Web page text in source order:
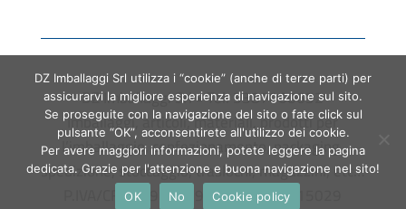
DZ Imballaggi Srl • Tel. 3387060652
Imballaggi, articoli, materiali, prodotti per
l’imballaggio, confezionamento, packaging,
spedizione, stoccaggio, traslochi, magazzini, etc…
P.IVA/CF 06793180966 • CCIAA 1915029
DZ Imballaggi Srl utilizza i “cookie” (anche di terze parti) per
assicurarvi la migliore esperienza di navigazione sul sito.
Se proseguite con la navigazione del sito o fate click sul
pulsante “OK”, acconsentirete all'utilizzo dei cookie.
Per avere maggiori informazioni, potete leggere la pagina
dedicata. Grazie per l'attenzione e buona navigazione nel sito!
OK
No Cookie policy